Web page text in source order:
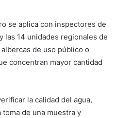
se aplica con inspectores de
las 14 unidades regionales de
de uso público o
concentran mayor cantidad
la calidad del agua,
de una muestra y